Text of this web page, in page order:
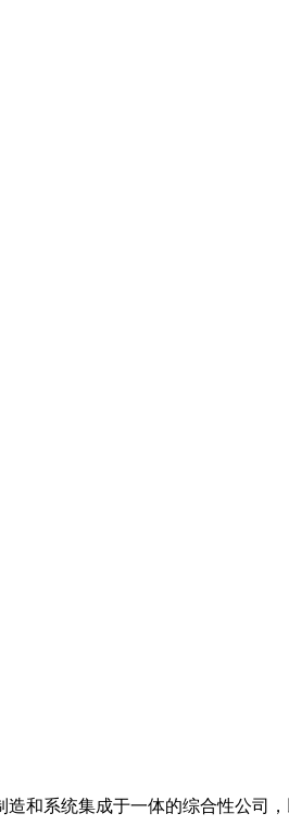
和系统集成于一体的综合性公司